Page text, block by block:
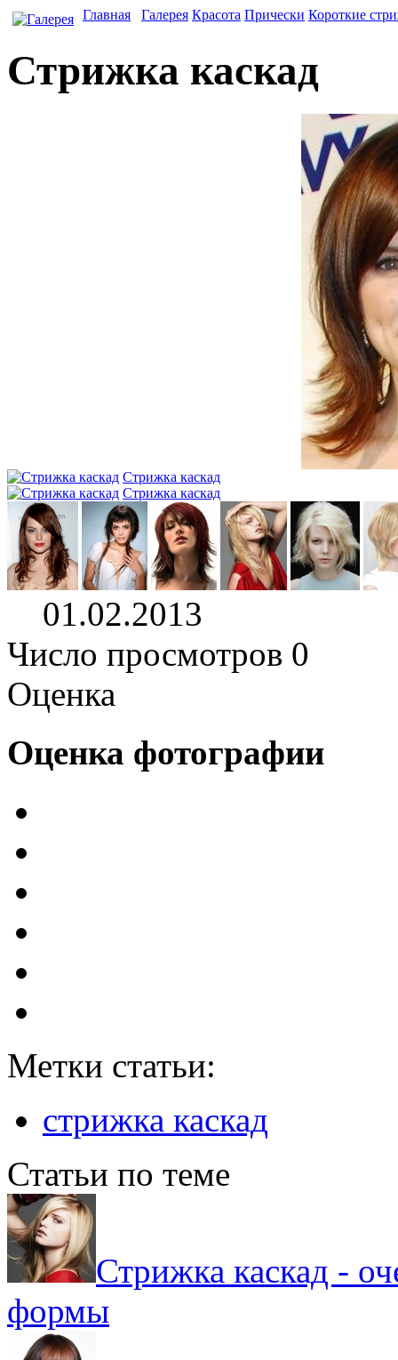
Главная Галерея Красота Прически Короткие
Стрижка каскад
Стрижка каскад
Стрижка каскад
01.02.2013
Число просмотров 0
Оценка
Оценка фотографии
Метки статьи:
стрижка каскад
Статьи по теме
Стрижка каскад -
формы